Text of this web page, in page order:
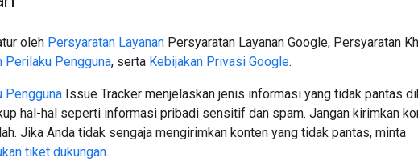
oleh Persyaratan Layanan Persyaratan Layanan Google, Persyaratan
Perilaku Pengguna, serta Kebijakan Privasi Google.
Pengguna Issue Tracker menjelaskan jenis informasi yang tidak pantas
hal-hal seperti informasi pribadi sensitif dan spam. Jangan kirimkan
Jika Anda tidak sengaja mengirimkan konten yang tidak pantas, minta
tiket dukungan.